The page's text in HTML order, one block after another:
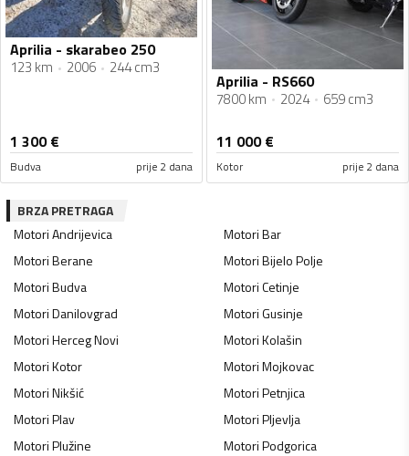
Aprilia - skarabeo 250
123 km 2006 244 cm3
1 300€
Budva prije 2 dana
Aprilia - RS660
7800 km 2024 659 cm3
11 000€
Kotor prije 2 dana
BRZA PRETRAGA
MotoriAndrijevica MotoriBar
MotoriBerane MotoriBijelo Polje
MotoriBudva MotoriCetinje
MotoriDanilovgrad MotoriGusinje
MotoriHerceg Novi MotoriKolašin
MotoriKotor MotoriMojkovac
MotoriNikšić MotoriPetnjica
MotoriPlav MotoriPljevlja
MotoriPlužine MotoriPodgorica